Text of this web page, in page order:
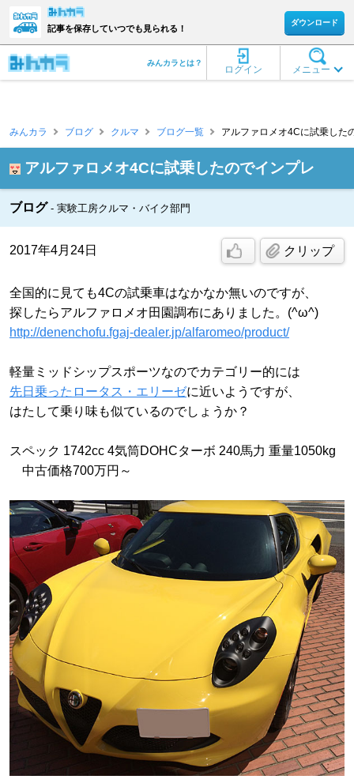
記事を保存していつでも見られる！
ダウンロード
メニュー
ログイン
みんカラとは？
みんカラ ブログ クルマ ブログ一覧 アルファロメオ4Cに試乗した
アルファロメオ4Cに試乗したのでインプレ
ブログ 実験工房クルマ・バイク部門
2017年4月24日 クリップ
全国的に見ても4Cの試乗車はなかなか無いのですが、
探したらアルファロメオ田園調布にありました。(^ω^)
http://denenchofu.fgaj-dealer.jp/alfaromeo/product/
軽量ミッドシップスポーツなのでカテゴリー的には
先日乗ったロータス・エリーゼに近いようですが、
はたして乗り味も似ているのでしょうか？
スペック 1742cc 4気筒DOHCターボ 240馬力 重量1050kg
中古価格700万円～